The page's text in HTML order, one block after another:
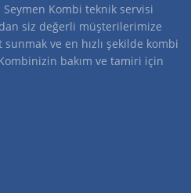
Seymen Kombi teknik servisi
siz değerli müşterilerimize
ve en hızlı şekilde kombi
bakım ve tamiri için